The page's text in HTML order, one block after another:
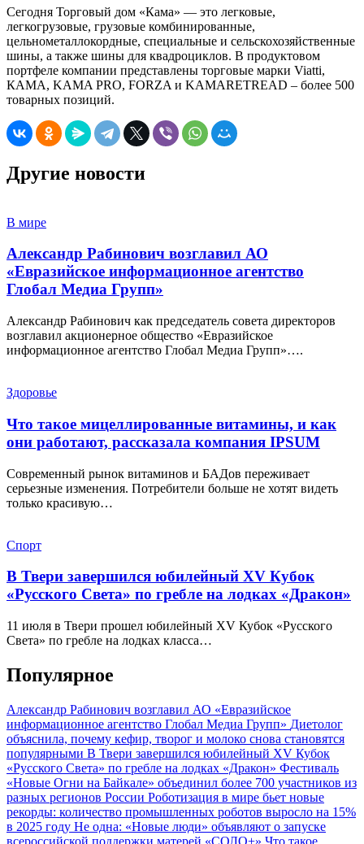
Сегодня Торговый дом «Кама» — это легковые,
легкогрузовые, грузовые комбинированные,
цельнометаллокордные, специальные и сельскохозяйственные
шины, а также шины для квадроциклов. В продуктовом
портфеле компании представлены торговые марки Viatti,
КАМА, KAMA PRO, FORZA и KAMARETREAD – более 500
товарных позиций.
Другие новости
В мире
Александр Рабинович возглавил АО
«Евразийское информационное агентство
Глобал Медиа Групп»
Александр Рабинович как председатель совета директоров
возглавил акционерное общество «Евразийское
информационное агентство Глобал Медиа Групп»….
Здоровье
Что такое мицеллированные витамины, и как
они работают, рассказала компания IPSUM
Современный рынок витаминов и БАДов переживает
серьезные изменения. Потребители больше не хотят видеть
только красивую…
Спорт
В Твери завершился юбилейный XV Кубок
«Русского Света» по гребле на лодках «Дракон»
11 июля в Твери прошел юбилейный XV Кубок «Русского
Света» по гребле на лодках класса…
Популярное
Александр Рабинович возглавил АО «Евразийское
информационное агентство Глобал Медиа Групп» Диетолог
объяснила, почему кефир, творог и молоко снова становятся
популярными В Твери завершился юбилейный XV Кубок
«Русского Света» по гребле на лодках «Дракон» Фестиваль
«Новые Огни на Байкале» объединил более 700 участников из
разных регионов России Роботизация в мире бьет новые
рекорды: количество промышленных роботов выросло на 15%
в 2025 году Не одна: «Новые люди» объявляют о запуске
всероссийской поддержки матерей «СОЛО+» Что такое